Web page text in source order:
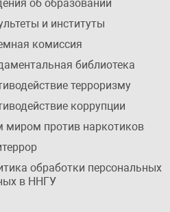
об образовании
и институты
комиссия
библиотека
терроризму
коррупции
миром против наркотиков
обработки персональных
в ННГУ